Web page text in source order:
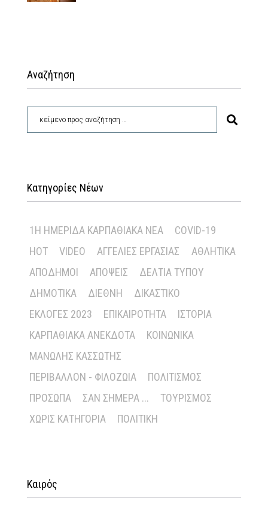
Αναζήτηση
Κατηγορίες Νέων
1Η ΗΜΕΡΊΔΑ ΚΑΡΠΑΘΙΑΚΆ ΝΈΑ
COVID-19
HOT
VIDEO ΑΓΓΕΛΊΕΣ ΕΡΓΑΣΊΑΣ
ΑΘΛΗΤΙΚΆ
ΑΠΌΔΗΜΟΙ
ΑΠΌΨΕΙΣ
ΔΕΛΤΊΑ ΤΎΠΟΥ
ΔΗΜΟΤΙΚΆ
ΔΙΕΘΝΉ
ΔΙΚΑΣΤΙΚΌ
ΕΚΛΟΓΈΣ 2023
ΕΠΙΚΑΙΡΌΤΗΤΑ
ΙΣΤΟΡΊΑ
ΚΑΡΠΑΘΙΑΚΆ ΑΝΈΚΔΟΤΑ
ΚΟΙΝΩΝΙΚΆ
ΜΑΝΏΛΗΣ ΚΑΣΣΏΤΗΣ
ΠΕΡΙΒΆΛΛΟΝ - ΦΙΛΟΖΩΊΑ
ΠΟΛΙΤΙΣΜΌΣ
ΠΡΌΣΩΠΑ
ΣΑΝ ΣΉΜΕΡΑ ...
ΤΟΥΡΙΣΜΌΣ
ΧΩΡΊΣ ΚΑΤΗΓΟΡΊΑ
ΠΟΛΙΤΙΚΉ
Καιρός